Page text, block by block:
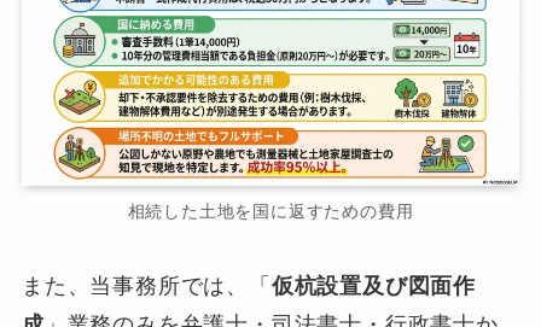
相続した土地を国に返すための費用
また、当事務所では、「 仮杭設置及び図面作